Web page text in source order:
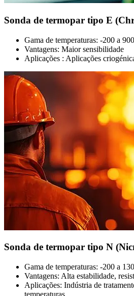
Sonda de termopar tipo E
Gama de temperaturas: -200 a
Vantagens: Maior sensibilidade
Aplicações : Aplicações
Sonda de termopar tipo N
Gama de temperaturas: -200 a
Vantagens: Alta estabilidade,
Aplicações: Indústria de